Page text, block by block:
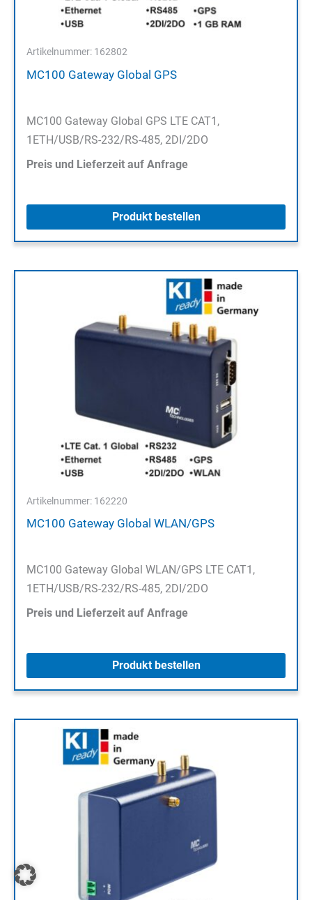
Artikelnummer: 162802
MC100 Gateway Global GPS
MC100 Gateway Global GPS LTE CAT1,
1ETH/USB/RS-232/RS-485, 2DI/2DO
Preis und Lieferzeit auf Anfrage
Produkt bestellen
Artikelnummer: 162220
MC100 Gateway Global WLAN/GPS
MC100 Gateway Global WLAN/GPS LTE CAT1,
1ETH/USB/RS-232/RS-485, 2DI/2DO
Preis und Lieferzeit auf Anfrage
Produkt bestellen